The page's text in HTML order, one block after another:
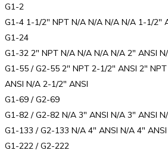
G1-2
G1-4 1-1/2″ NPT N/A N/A N/A N/A 1-1/2″
G1-24
G1-32 2″ NPT N/A N/A N/A N/A 2″ ANSI
G1-55 / G2-55 2″ NPT 2-1/2″ ANSI 2″
ANSI N/A 2-1/2″ ANSI
G1-69 / G2-69
G1-82 / G2-82 N/A 3″ ANSI N/A 3″ ANSI
G1-133 / G2-133 N/A 4″ ANSI N/A 4″
G1-222 / G2-222